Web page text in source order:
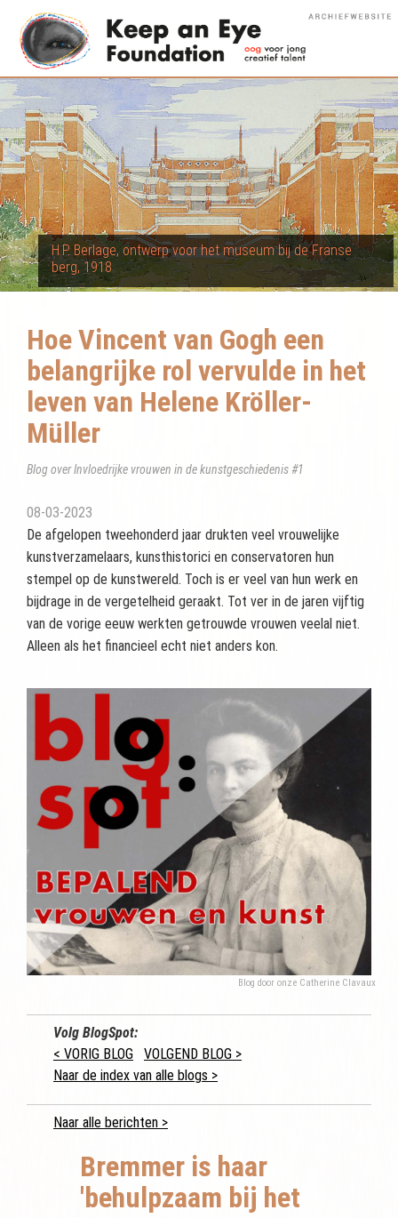
H.P. Berlage, ontwerp voor het museum bij de Franse
berg, 1918
Hoe Vincent van Gogh een
belangrijke rol vervulde in het
leven van Helene Kröller-
Müller
Blog over Invloedrijke vrouwen in de kunstgeschiedenis #1
08-03-2023
De afgelopen tweehonderd jaar drukten veel vrouwelijke
kunstverzamelaars, kunsthistorici en conservatoren hun
stempel op de kunstwereld. Toch is er veel van hun werk en
bijdrage in de vergetelheid geraakt. Tot ver in de jaren vijftig
van de vorige eeuw werkten getrouwde vrouwen veelal niet.
Alleen als het financieel echt niet anders kon.
Blog door onze Catherine Clavaux
Volg BlogSpot:
< VORIG BLOG
VOLGEND BLOG >
Naar de index van alle blogs >
Naar alle berichten >
Bremmer is haar
'behulpzaam bij het